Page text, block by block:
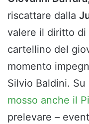
riscattare dalla
valere il diritto
cartellino del
momento
Silvio Baldini. Su
mosso anche il
prelevare –